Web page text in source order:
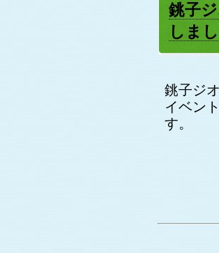
銚子
しま
銚子ジ
イベン
す。